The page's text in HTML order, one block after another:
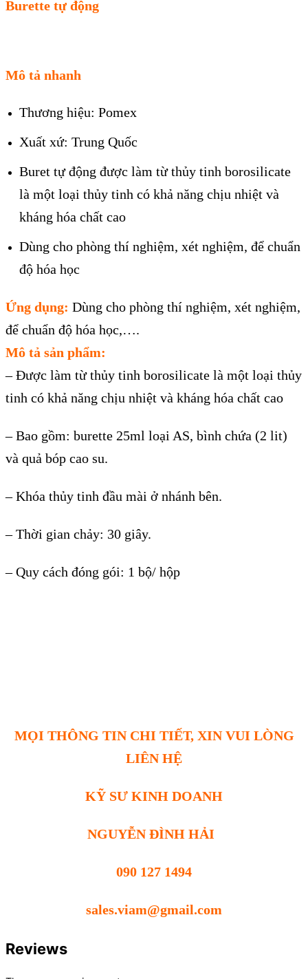
Burette tự động
Mô tả nhanh
Thương hiệu: Pomex
Xuất xứ: Trung Quốc
Buret tự động được làm từ thủy tinh borosilicate
là một loại thủy tinh có khả năng chịu nhiệt và
kháng hóa chất cao
Dùng cho phòng thí nghiệm, xét nghiệm, để chuẩn
độ hóa học
Ứng dụng: Dùng cho phòng thí nghiệm, xét nghiệm,
để chuẩn độ hóa học,….
Mô tả sản phẩm:
– Được làm từ thủy tinh borosilicate là một loại thủy
tinh có khả năng chịu nhiệt và kháng hóa chất cao
– Bao gồm: burette 25ml loại AS, bình chứa (2 lit)
và quả bóp cao su.
– Khóa thủy tinh đầu mài ở nhánh bên.
– Thời gian chảy: 30 giây.
– Quy cách đóng gói: 1 bộ/ hộp
MỌI THÔNG TIN CHI TIẾT, XIN VUI LÒNG
LIÊN HỆ
KỸ SƯ KINH DOANH
NGUYỄN ĐÌNH HẢI
090 127 1494
sales.viam@gmail.com
Reviews